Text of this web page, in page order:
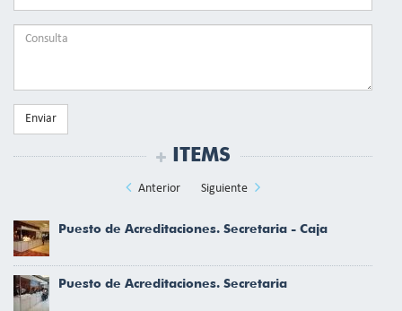
Enviar
ITEMS
Anterior Siguiente
Puesto de Acreditaciones. Secretaria - Caja
Puesto de Acreditaciones. Secretaria